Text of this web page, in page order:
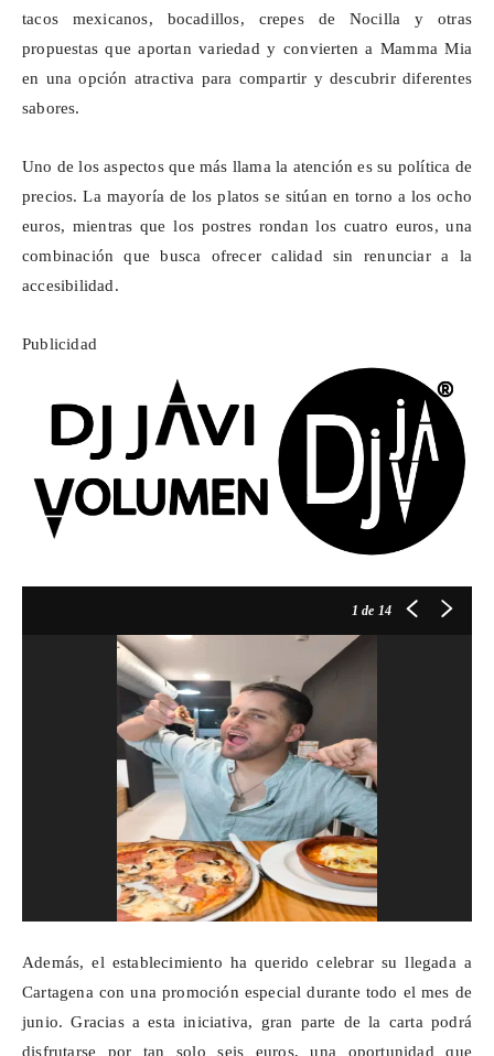
tacos mexicanos, bocadillos, crepes de Nocilla y otras
propuestas que aportan variedad y convierten a Mamma Mia
en una opción atractiva para compartir y descubrir diferentes
sabores.
Uno de los aspectos que más llama la atención es su política de
precios. La mayoría de los platos se sitúan en torno a los ocho
euros, mientras que los postres rondan los cuatro euros, una
combinación que busca ofrecer calidad sin renunciar a la
accesibilidad.
Publicidad
1 de 14
Además, el establecimiento ha querido celebrar su llegada a
Cartagena con una promoción especial durante todo el mes de
junio. Gracias a esta iniciativa, gran parte de la carta podrá
disfrutarse por tan solo seis euros, una oportunidad que